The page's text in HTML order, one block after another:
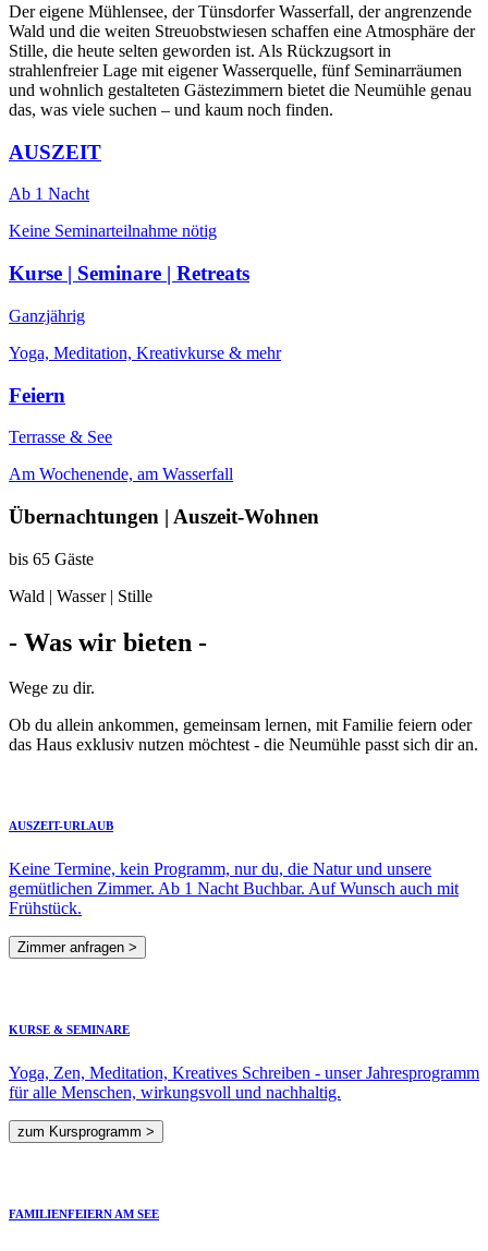
Der eigene Mühlensee, der Tünsdorfer Wasserfall, der angrenzende
Wald und die weiten Streuobstwiesen schaffen eine Atmosphäre der
Stille, die heute selten geworden ist. Als Rückzugsort in
strahlenfreier Lage mit eigener Wasserquelle, fünf Seminarräumen
und wohnlich gestalteten Gästezimmern bietet die Neumühle genau
das, was viele suchen – und kaum noch finden.
AUSZEIT
Ab 1 Nacht
Keine Seminarteilnahme nötig
Kurse | Seminare | Retreats
Ganzjährig
Yoga, Meditation, Kreativkurse & mehr
Feiern
Terrasse & See
Am Wochenende, am Wasserfall
Übernachtungen | Auszeit-Wohnen
bis 65 Gäste
Wald | Wasser | Stille
- Was wir bieten -
Wege zu dir.
Ob du allein ankommen, gemeinsam lernen, mit Familie feiern oder
das Haus exklusiv nutzen möchtest - die Neumühle passt sich dir an.
AUSZEIT-URLAUB
Keine Termine, kein Programm, nur du, die Natur und unsere
gemütlichen Zimmer. Ab 1 Nacht Buchbar. Auf Wunsch auch mit
Frühstück.
Zimmer anfragen >
KURSE & SEMINARE
Yoga, Zen, Meditation, Kreatives Schreiben - unser Jahresprogramm
für alle Menschen, wirkungsvoll und nachhaltig.
zum Kursprogramm >
FAMILIENFEIERN AM SEE